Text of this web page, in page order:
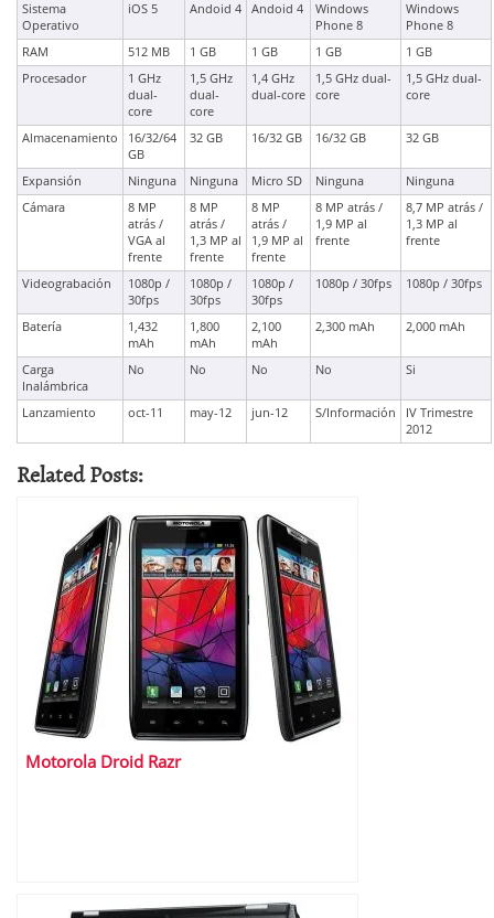
Sistema
Operativo
iOS 5 Andoid 4 Andoid 4
Windows
Phone 8
Windows
Phone 8
RAM
512 MB 1 GB 1 GB 1 GB
1 GB
Procesador
1 GHz
dual-
core
1,5 GHz
dual-
core
1,4 GHz
dual-core
1,5 GHz dual-
core
1,5 GHz dual-
core
Almacenamiento
16/32/64
GB
32 GB 16/32 GB 16/32 GB 32 GB
Expansión Ninguna Ninguna Micro SD Ninguna
Ninguna
Cámara
8 MP
atrás /
VGA al
frente
8 MP
atrás /
1,3 MP al
frente
8 MP
atrás /
1,9 MP al
frente
8 MP atrás /
1,9 MP al
frente
8,7 MP atrás /
1,3 MP al
frente
Videograbación
1080p /
30fps
1080p /
30fps
1080p /
30fps
1080p / 30fps 1080p / 30fps
Batería
1,432
mAh
1,800
mAh
2,100
mAh
2,300 mAh 2,000 mAh
Carga
Inalámbrica
No No No No Si
Lanzamiento oct-11 may-12 jun-12 S/Información
IV Trimestre
2012
Related Posts:
Motorola Droid Razr